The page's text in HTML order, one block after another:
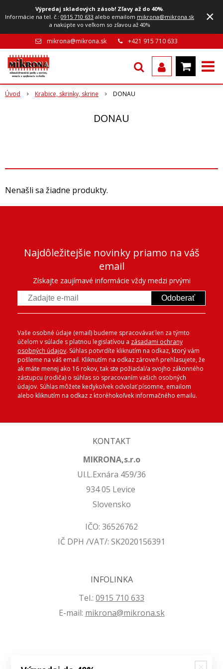
Výpredaj skladových zásob! Zľavy až do 40%.
Informácie na tel. č.:0915 710 633 alebo emailom mikrona@mikrona.sk
a nakúpte vo veľkom so zľavou až 40%
×
mikrona@mikrona.sk +421 915 710 633
Úvod Krabice, skrinky, skrine DONAU
DONAU
Nenašli sa žiadne produkty.
Najdôležitejšie novinky priamo na váš
email
Získajte zaujímavé informácie vždy medzi prvými
Odoberať
Vaše osobné údaje (email) budeme spracovávať len za týmto
účelom v súlade s platnou legislatívou a zásadami ochrany
osobných údajov. Súhlas potvrdíte kliknutím na odkaz, ktorý vám
pošleme na váš email. Kliknutím na odkaz zároveň prehlasujete, že
ak máte menej ako 16 rokov, tak ste požiadal/a svojho zákonného
zástupcu (rodiča) o súhlas so spracovaním vašich osobných
údajov. Súhlas môžete kedykoľvek odvolať písomne, emailom
alebo kliknutím na odkaz z ktoréhokoľvek informačného emailu.
KONTAKT
MIKRONA,s.r.o
Ul.L.Exnára 459/36
934 05 Levice
Slovensko
IČO: 36526762
IČ DPH /VAT/: SK2020156391
INFOLINKA
Tel.: 0915 710 633
E-mail: mikrona@mikrona.sk